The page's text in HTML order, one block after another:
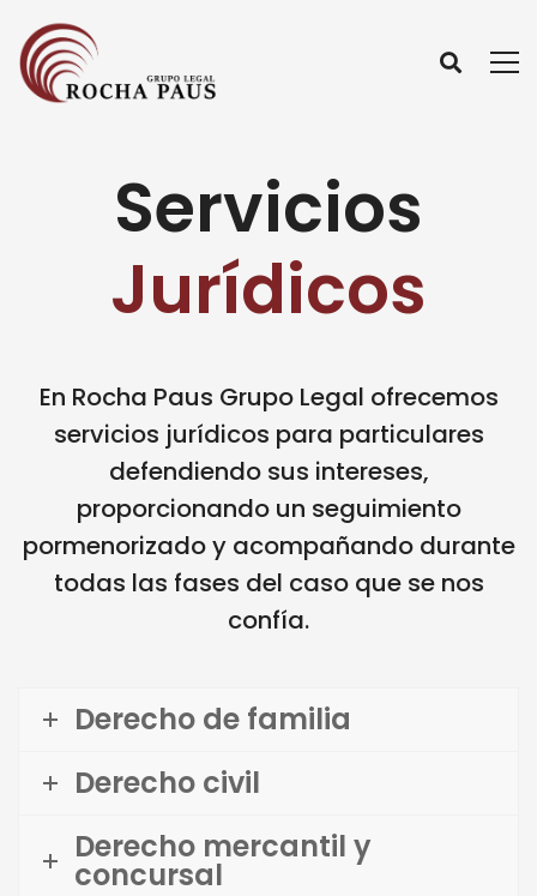
Servicios
Jurídicos
En Rocha Paus Grupo Legal ofrecemos
servicios jurídicos para particulares
defendiendo sus intereses,
proporcionando un seguimiento
pormenorizado y acompañando durante
todas las fases del caso que se nos
confía.
Derecho de familia
Derecho civil
Derecho mercantil y
concursal